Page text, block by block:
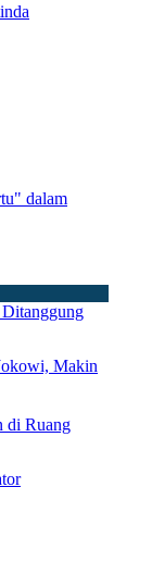
dalam
di Ruang
Makin